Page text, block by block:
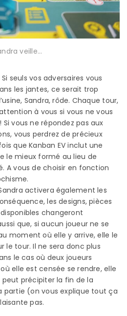
veille…
seuls vos adversaires vous
les jantes, ce serait trop
Sandra, rôde. Chaque tour,
à vous si vous ne vous
Si vous ne répondez pas aux
vous perdrez de précieux
que Kanban EV inclut une
le mieux formé au lieu de
A vous de choisir en fonction
activera également les
les designs, pièces
changeront
que, si aucun joueur ne se
moment où elle y arrive, elle le
le tour. Il ne sera donc plus
le cas où deux joueurs
elle est censée se rendre, elle
précipiter la fin de la
partie (on vous explique tout ça
pas.